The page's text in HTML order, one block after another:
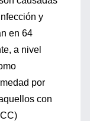
y
en 64
a nivel
por
con